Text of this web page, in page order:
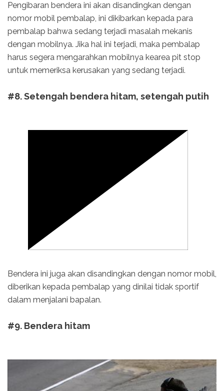
Pengibaran bendera ini akan disandingkan dengan
nomor mobil pembalap, ini dikibarkan kepada para
pembalap bahwa sedang terjadi masalah mekanis
dengan mobilnya. Jika hal ini terjadi, maka pembalap
harus segera mengarahkan mobilnya kearea pit stop
untuk memeriksa kerusakan yang sedang terjadi.
#8. Setengah bendera hitam, setengah putih
Bendera ini juga akan disandingkan dengan nomor mobil,
diberikan kepada pembalap yang dinilai tidak sportif
dalam menjalani bapalan.
#9. Bendera hitam